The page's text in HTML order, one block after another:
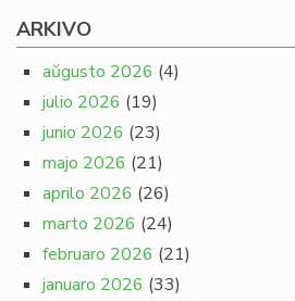
ARKIVO
aŭgusto 2026 (4)
julio 2026 (19)
junio 2026 (23)
majo 2026 (21)
aprilo 2026 (26)
marto 2026 (24)
februaro 2026 (21)
januaro 2026 (33)